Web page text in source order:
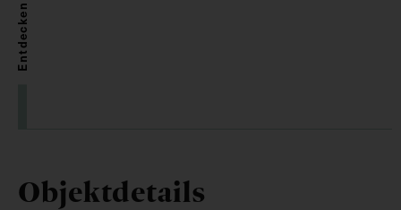
Entdecken
Objektdetails